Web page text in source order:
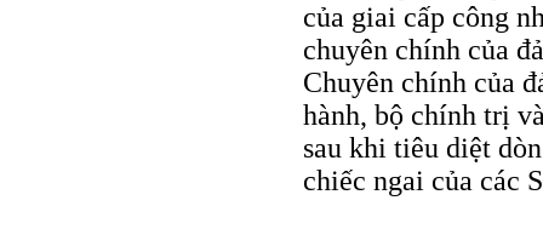
của giai cấp công
chuyên chính của
Chuyên chính của
hành, bộ chính trị
sau khi tiêu diệt
chiếc ngai của các